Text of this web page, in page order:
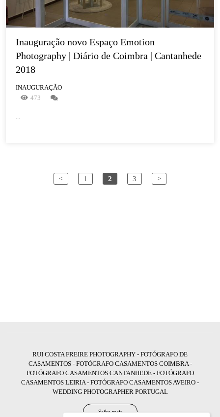
Inauguração novo Espaço Emotion
Photography | Diário de Coimbra | Cantanhede
2018
INAUGURAÇÃO
473
...
< 1 2 3 >
RUI COSTA FREIRE PHOTOGRAPHY - FOTÓGRAFO DE
CASAMENTOS - FOTÓGRAFO CASAMENTOS COIMBRA -
FOTÓGRAFO CASAMENTOS CANTANHEDE - FOTÓGRAFO
CASAMENTOS LEIRIA - FOTÓGRAFO CASAMENTOS AVEIRO -
WEDDING PHOTOGRAPHER PORTUGAL
Saiba mais